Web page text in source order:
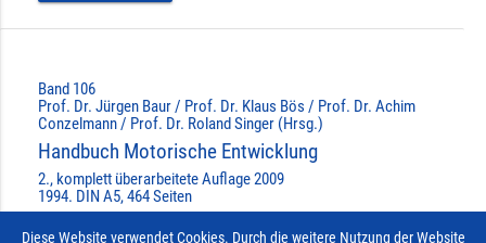
Band 106
Prof. Dr. Jürgen Baur / Prof. Dr. Klaus Bös / Prof. Dr. Achim
Conzelmann / Prof. Dr. Roland Singer (Hrsg.)
Handbuch Motorische Entwicklung
2., komplett überarbeitete Auflage 2009
1994. DIN A5, 464 Seiten
Diese Website verwendet Cookies. Durch die weitere Nutzung der Website